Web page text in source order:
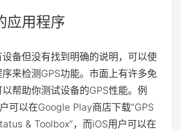
应用程序
备但没有找到明确的说明，可以使
来检测GPS功能。市面上有许多免
帮助你测试设备的GPS性能。例
可以在Google Play商店下载“GPS
& Toolbox”，而iOS用户可以在